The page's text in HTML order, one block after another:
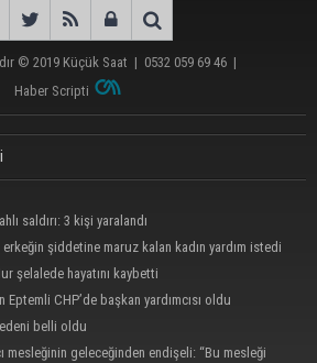
© 2019 Küçük Saat | 0532 059 69 46 |
Haber Scripti
saldırı: 3 kişi yaralandı
erkeğin şiddetine maruz kalan kadın yardım istedi
şelalede hayatını kaybetti
Eptemli CHP’de başkan yardımcısı oldu
belli oldu
mesleğinin geleceğinden endişeli: “Bu mesleği